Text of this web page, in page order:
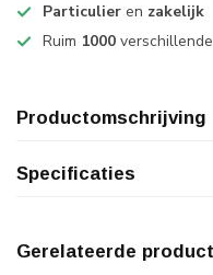
Particulier en zakelijk
Ruim 1000 verschillende
Productomschrijving
Specificaties
Gerelateerde